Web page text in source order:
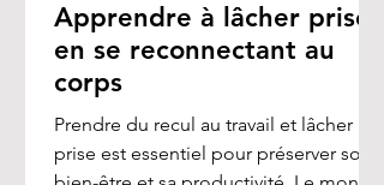
Apprendre à lâcher prise
en se reconnectant au
corps
Prendre du recul au travail et lâcher
prise est essentiel pour préserver son